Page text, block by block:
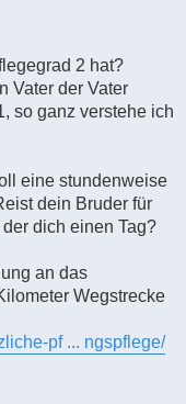
2 hat?
Vater der Vater
so ganz verstehe ich
eine stundenweise
dein Bruder für
dich einen Tag?
an das
Wegstrecke
pf ... ngspflege/